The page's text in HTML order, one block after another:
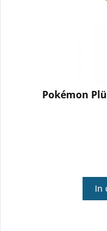
Pokémon
In